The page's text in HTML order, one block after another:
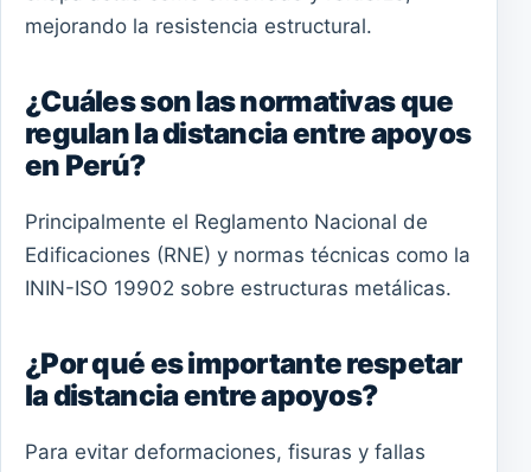
mejorando la resistencia estructural.
¿Cuáles son las normativas que
regulan la distancia entre apoyos
en Perú?
Principalmente el Reglamento Nacional de
Edificaciones (RNE) y normas técnicas como la
ININ-ISO 19902 sobre estructuras metálicas.
¿Por qué es importante respetar
la distancia entre apoyos?
Para evitar deformaciones, fisuras y fallas